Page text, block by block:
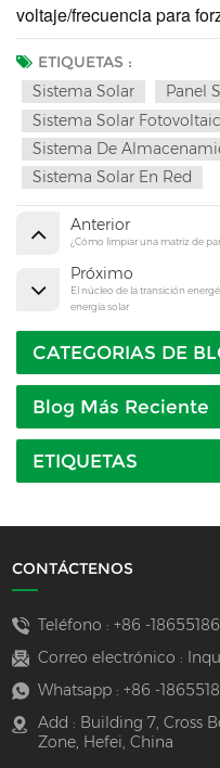
voltaje/frecuencia para
ETIQUETAS :
Sistema Solar
Panel
Sistema Solar
Sistema De
Sistema Solar En Red
Anterior
¿Cómo limpiar una matriz de
Próximo
El núcleo de la transición
energía solar
CATEGORIAS DE
Blog Más Reciente
ETIQUETAS
CONTÁCTENOS
Teléfono : +86 -
Correo electrónico :
Whatsapp : +86 -
Add : Building 7, Cross
Zone, Hefei, China